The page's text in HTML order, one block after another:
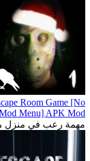
Room Game [No
Menu] APK Mod
مهمة رعب في منزل